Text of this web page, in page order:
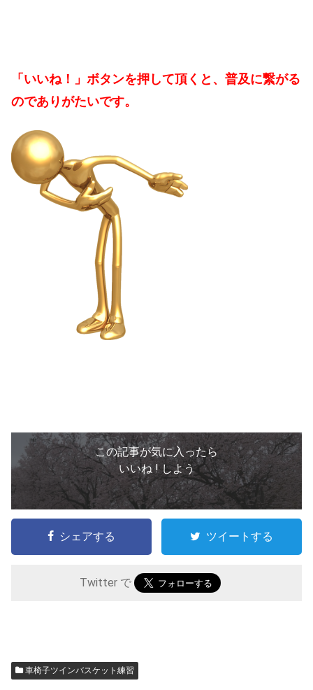
「いいね！」ボタンを押して頂くと、普及に繋がる
のでありがたいです。
この記事が気に入ったら
いいね ! しよう
シェアする ツイートする
Twitter で
車椅子ツインバスケット練習